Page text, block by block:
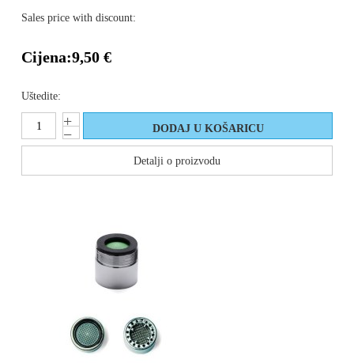
Sales price with discount:
Cijena:9,50 €
Uštedite:
Detalji o proizvodu